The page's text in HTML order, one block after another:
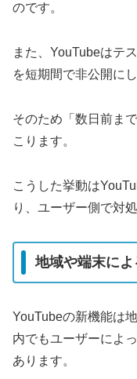
のです。
また、YouTubeはテ
を短期間で非公開に
そのため「数日前ま
こります。
こうした挙動は
り、ユーザー側で対
地域や端末に
YouTubeの新機能は
内でもユーザーによ
あります。